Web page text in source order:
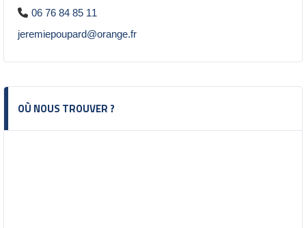
06 76 84 85 11
jeremiepoupard@orange.fr
OÙ NOUS TROUVER ?